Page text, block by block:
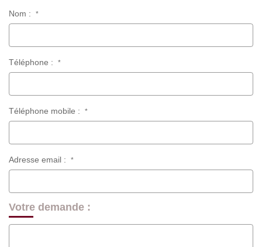
Nom : *
Téléphone : *
Téléphone mobile : *
Adresse email : *
Votre demande :